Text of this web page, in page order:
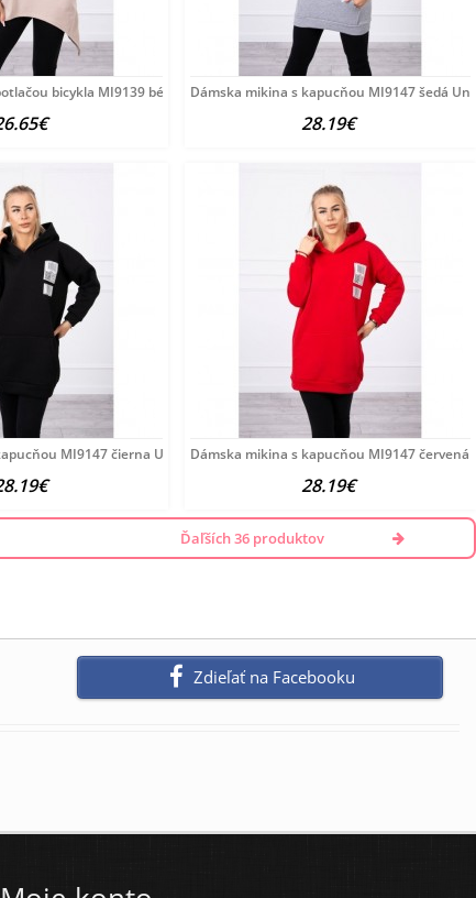
bicykla MI9139 béžová UniverzálnaDámska mikina s kapucňou MI9147 šedá
28.19€
MI9147 čierna Univerzálna ČiernaDámska mikina s kapucňou MI9147 červená
28.19€
Ďaľších 36 produktov
Zdieľať na Facebooku